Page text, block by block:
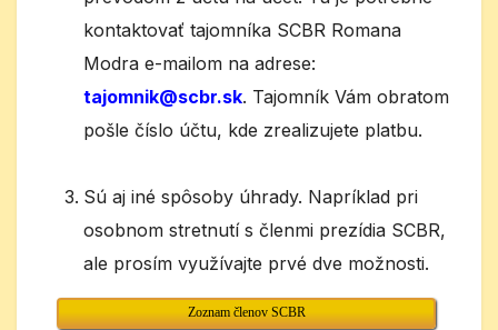
kontaktovať tajomníka SCBR Romana
Modra e-mailom na adrese:
tajomnik@scbr.sk. Tajomník Vám obratom
pošle číslo účtu, kde zrealizujete platbu.
Sú aj iné spôsoby úhrady. Napríklad pri
osobnom stretnutí s členmi prezídia SCBR,
ale prosím využívajte prvé dve možnosti.
Zoznam členov SCBR